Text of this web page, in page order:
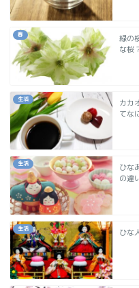
春
緑の
な桜
生活
カカ
てな
生活
ひな
の違
生活 ひな